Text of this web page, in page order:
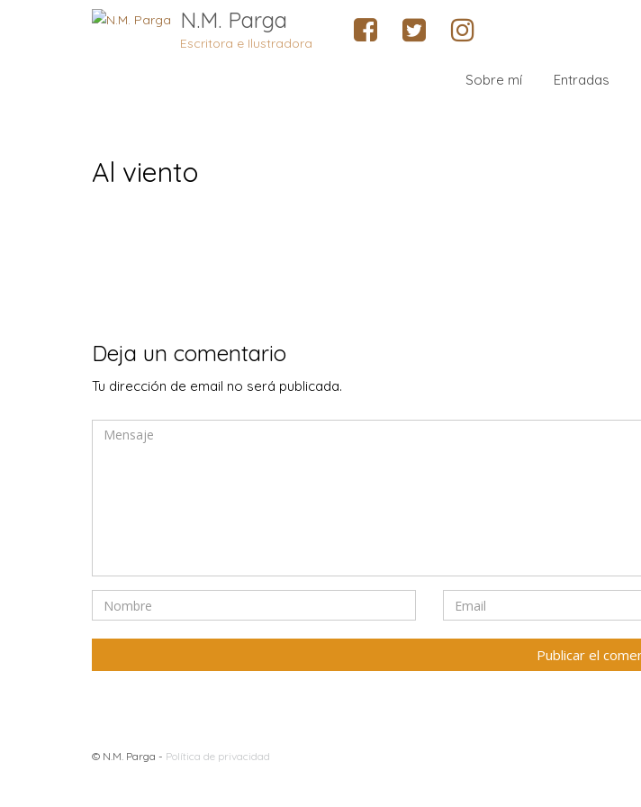
N.M. Parga
Escritora e Ilustradora
Sobre mí Entradas
Al viento
Deja un comentario
Tu dirección de email no será publicada.
© N.M. Parga - Política de privacidad